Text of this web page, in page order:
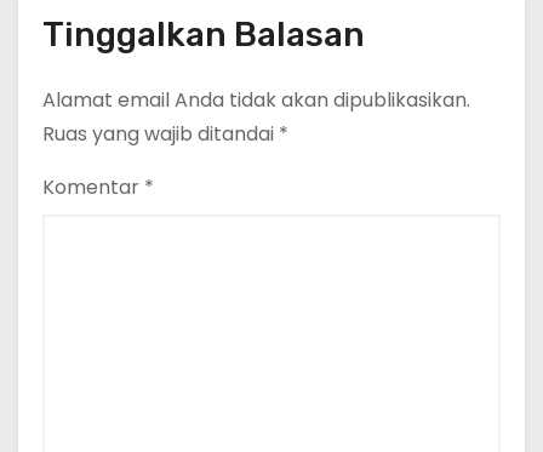
Tinggalkan Balasan
Alamat email Anda tidak akan dipublikasikan.
Ruas yang wajib ditandai *
Komentar *